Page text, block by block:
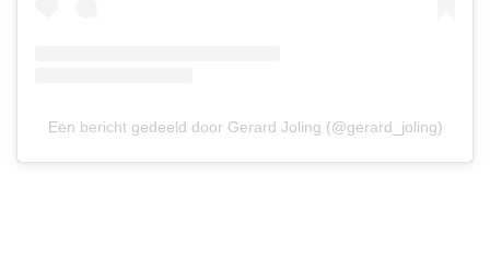
Een bericht gedeeld door Gerard Joling (@gerard_joling)